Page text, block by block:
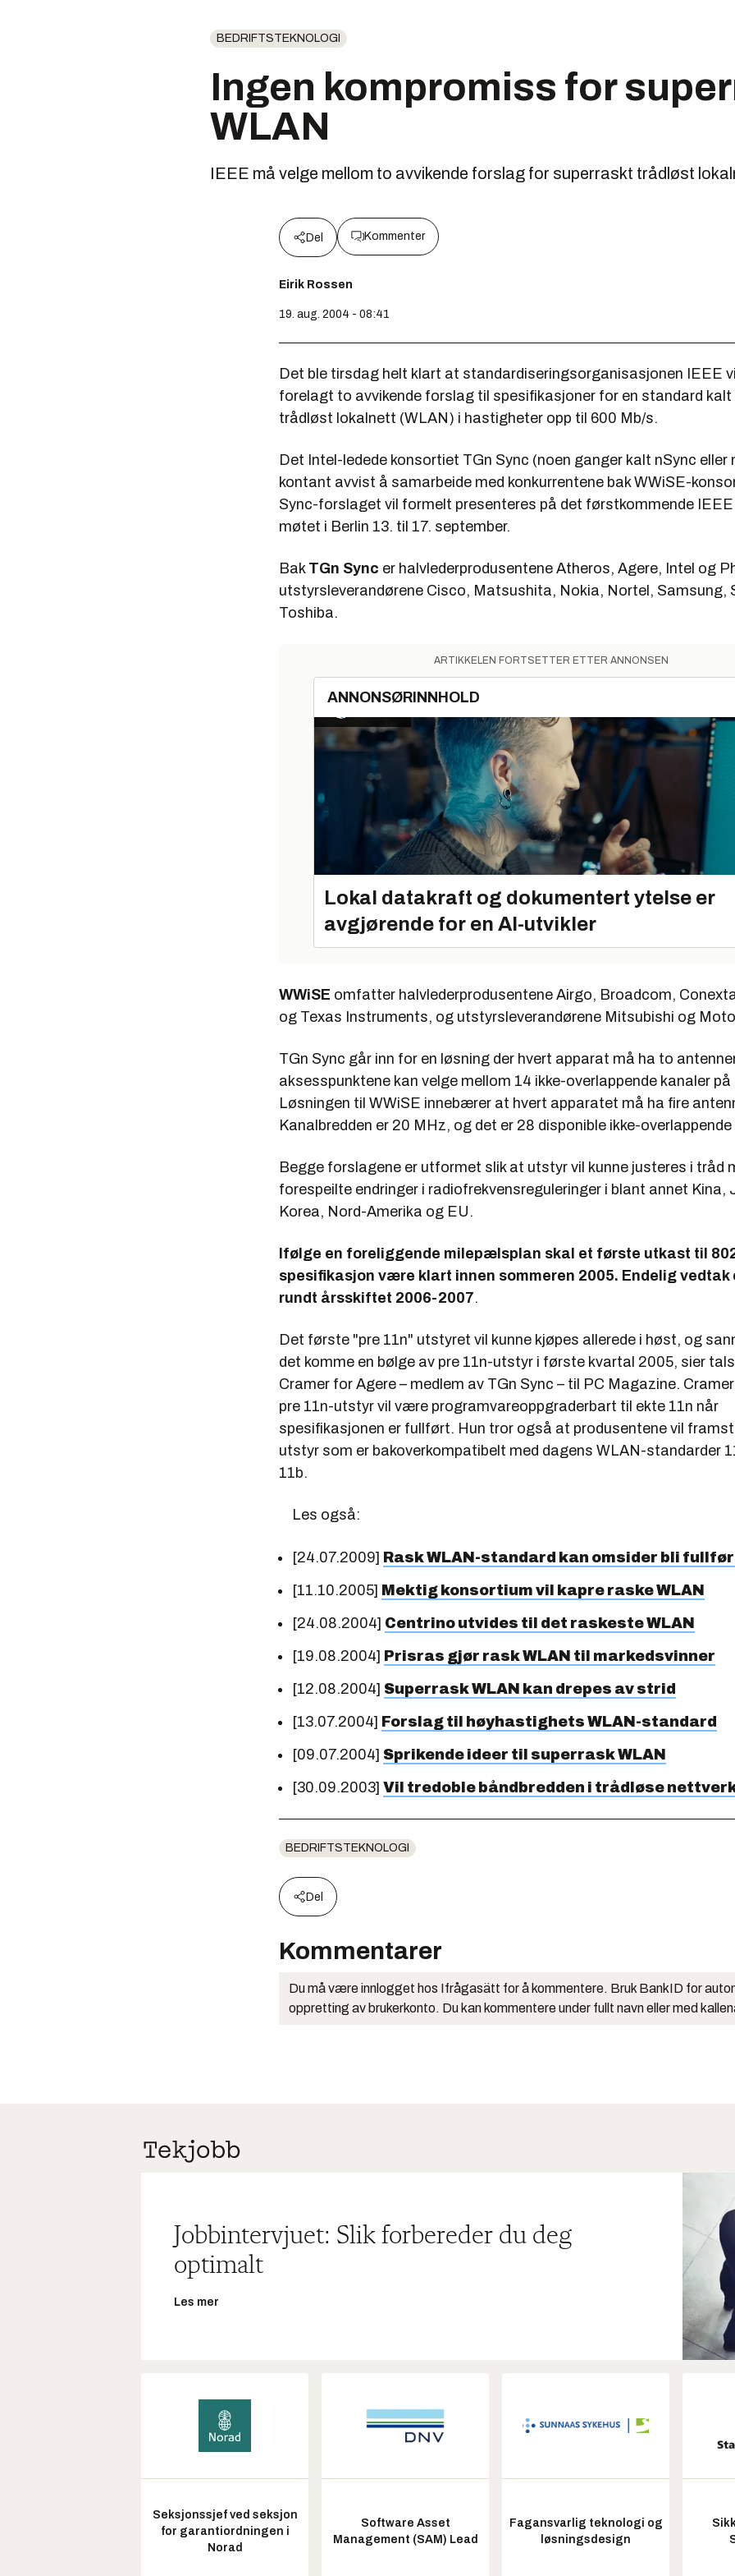
BEDRIFTSTEKNOLOGI
Ingen kompromiss for
WLAN
IEEE må velge mellom to avvikende forslag for superraskt trådløst
Del Kommenter
Eirik Rossen
19. aug. 2004 - 08:41
Det ble tirsdag helt klart at standardiseringsorganisasjonen IEEE
forelagt to avvikende forslag til spesifikasjoner for en standard
trådløst lokalnett (WLAN) i hastigheter opp til 600 Mb/s.
Det Intel-ledede konsortiet TGn Sync (noen ganger kalt nSync eller
kontant avvist å samarbeide med konkurrentene bak WWiSE-
Sync-forslaget vil formelt presenteres på det førstkommende
møtet i Berlin 13. til 17. september.
Bak TGn Sync er halvlederprodusentene Atheros, Agere, Intel og
utstyrsleverandørene Cisco, Matsushita, Nokia, Nortel, Samsung,
Toshiba.
ARTIKKELEN FORTSETTER ETTER ANNONSEN
ANNONSØRINNHOLD
Lokal datakraft og dokumentert ytelse er
avgjørende for en AI-utvikler
WWiSE omfatter halvlederprodusentene Airgo, Broadcom,
og Texas Instruments, og utstyrsleverandørene Mitsubishi og
TGn Sync går inn for en løsning der hvert apparat må ha to
aksesspunktene kan velge mellom 14 ikke-overlappende kanaler på
Løsningen til WWiSE innebærer at hvert apparatet må ha fire
Kanalbredden er 20 MHz, og det er 28 disponible ikke-overlappende
Begge forslagene er utformet slik at utstyr vil kunne justeres i tråd
forespeilte endringer i radiofrekvensreguleringer i blant annet Kina,
Korea, Nord-Amerika og EU.
Ifølge en foreliggende milepælsplan skal et første utkast til
spesifikasjon være klart innen sommeren 2005. Endelig vedtak
rundt årsskiftet 2006-2007.
Det første "pre 11n" utstyret vil kunne kjøpes allerede i høst, og
det komme en bølge av pre 11n-utstyr i første kvartal 2005, sier
Cramer for Agere – medlem av TGn Sync – til PC Magazine.
pre 11n-utstyr vil være programvareoppgraderbart til ekte 11n når
spesifikasjonen er fullført. Hun tror også at produsentene vil
utstyr som er bakoverkompatibelt med dagens WLAN-standarder
11b.
Les også:
[24.07.2009] Rask WLAN-standard kan omsider bli
[11.10.2005] Mektig konsortium vil kapre raske WLAN
[24.08.2004] Centrino utvides til det raskeste WLAN
[19.08.2004] Prisras gjør rask WLAN til markedsvinner
[12.08.2004] Superrask WLAN kan drepes av strid
[13.07.2004] Forslag til høyhastighets WLAN-standard
[09.07.2004] Sprikende ideer til superrask WLAN
[30.09.2003] Vil tredoble båndbredden i trådløse
BEDRIFTSTEKNOLOGI
Del
Kommentarer
Du må være innlogget hos Ifrågasätt for å kommentere. Bruk BankID for
oppretting av brukerkonto. Du kan kommentere under fullt navn eller med
Jobbintervjuet: Slik forbereder du deg
optimalt
Les mer
Seksjonssjef ved seksjon
for garantiordningen i
Norad
Software Asset
Management (SAM) Lead
Fagansvarlig teknologi og
løsningsdesign